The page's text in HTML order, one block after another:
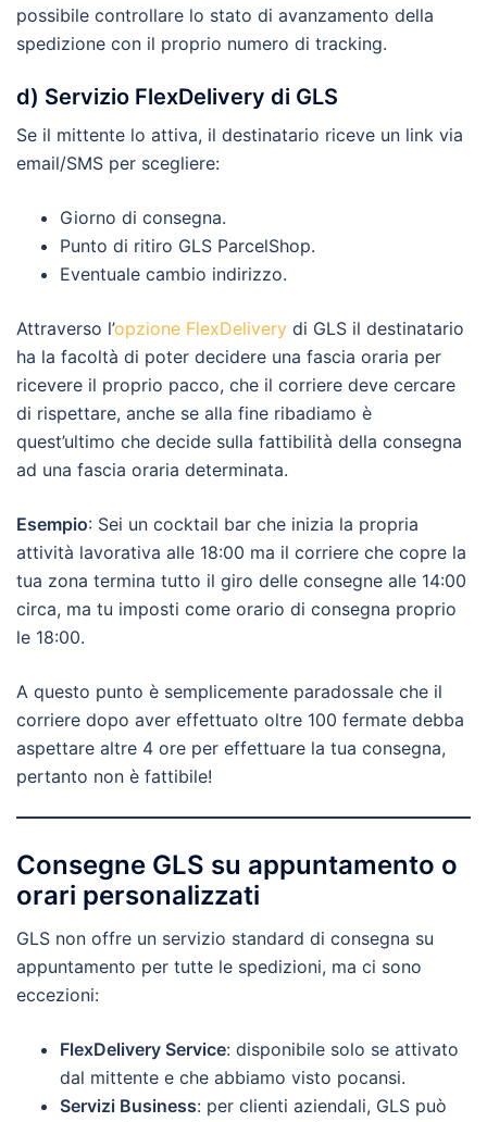
possibile controllare lo stato di avanzamento della
spedizione con il proprio numero di tracking.
d) Servizio FlexDelivery di GLS
Se il mittente lo attiva, il destinatario riceve un link via
email/SMS per scegliere:
Giorno di consegna.
Punto di ritiro GLS ParcelShop.
Eventuale cambio indirizzo.
Attraverso l’opzione FlexDelivery di GLS il destinatario
ha la facoltà di poter decidere una fascia oraria per
ricevere il proprio pacco, che il corriere deve cercare
di rispettare, anche se alla fine ribadiamo è
quest’ultimo che decide sulla fattibilità della consegna
ad una fascia oraria determinata.
Esempio: Sei un cocktail bar che inizia la propria
attività lavorativa alle 18:00 ma il corriere che copre la
tua zona termina tutto il giro delle consegne alle 14:00
circa, ma tu imposti come orario di consegna proprio
le 18:00.
A questo punto è semplicemente paradossale che il
corriere dopo aver effettuato oltre 100 fermate debba
aspettare altre 4 ore per effettuare la tua consegna,
pertanto non è fattibile!
Consegne GLS su appuntamento o
orari personalizzati
GLS non offre un servizio standard di consegna su
appuntamento per tutte le spedizioni, ma ci sono
eccezioni:
FlexDelivery Service: disponibile solo se attivato
dal mittente e che abbiamo visto pocansi.
Servizi Business: per clienti aziendali, GLS può